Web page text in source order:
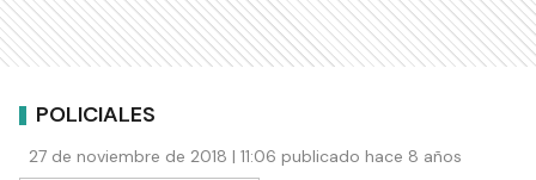
POLICIALES
27 de noviembre de 2018 | 11:06 publicado hace 8 años